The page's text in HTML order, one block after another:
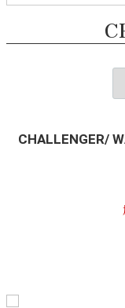
CHALLENGER/